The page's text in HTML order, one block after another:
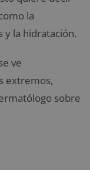
la
y la hidratación.
ve
extremos,
sobre